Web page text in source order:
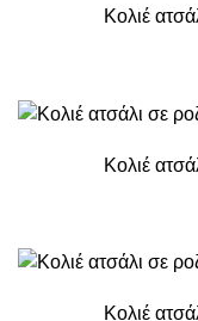
Κολιέ
Κολιέ
Κολιέ